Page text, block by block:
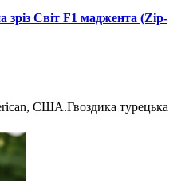
зріз Світ F1 маджента (Zip-
США.Гвоздика турецька